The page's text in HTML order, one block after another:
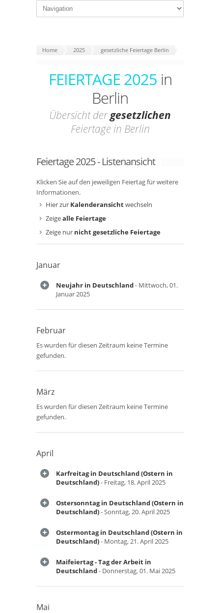
Home 2025 gesetzliche Feiertage Berlin
FEIERTAGE 2025 in
Berlin
Übersicht dergesetzlichen
Feiertage in Berlin
Feiertage 2025 - Listenansicht
Klicken Sie auf den jeweiligen Feiertag für weitere
Informationen.
Hier zur Kalenderansichtwechseln
Zeigealle Feiertage
Zeige nur nicht gesetzliche Feiertage
Januar
Neujahr in Deutschland- Mittwoch, 01.
Januar 2025
Februar
Es wurden für diesen Zeitraum keine Termine
gefunden.
März
Es wurden für diesen Zeitraum keine Termine
gefunden.
April
Karfreitag in Deutschland (Ostern in
Deutschland)- Freitag, 18. April 2025
Ostersonntag in Deutschland (Ostern in
Deutschland)- Sonntag, 20. April 2025
Ostermontag in Deutschland (Ostern in
Deutschland)- Montag, 21. April 2025
Maifeiertag - Tag der Arbeit in
Deutschland- Donnerstag, 01. Mai 2025
Mai